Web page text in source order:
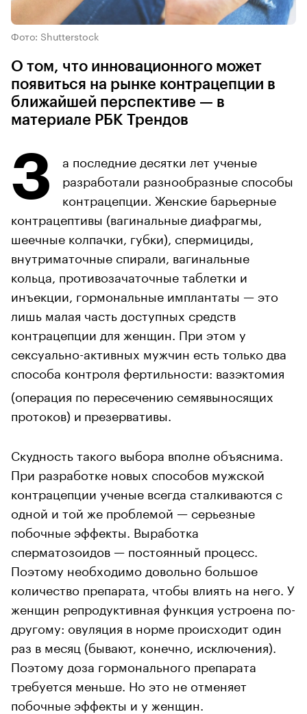
Фото: Shutterstock
О том, что инновационного может
появиться на рынке контрацепции в
ближайшей перспективе — в
материале РБК Трендов
З
а последние десятки лет ученые
разработали разнообразные способы
контрацепции. Женские барьерные
контрацептивы (вагинальные диафрагмы,
шеечные колпачки, губки), спермициды,
внутриматочные спирали, вагинальные
кольца, противозачаточные таблетки и
инъекции, гормональные имплантаты — это
лишь малая часть доступных средств
контрацепции для женщин. При этом у
сексуально-активных мужчин есть только два
способа контроля фертильности: вазэктомия
(операция по пересечению семявыносящих
протоков) и презервативы.
Скудность такого выбора вполне объяснима.
При разработке новых способов мужской
контрацепции ученые всегда сталкиваются с
одной и той же проблемой — серьезные
побочные эффекты. Выработка
сперматозоидов — постоянный процесс.
Поэтому необходимо довольно большое
количество препарата, чтобы влиять на него. У
женщин репродуктивная функция устроена по-
другому: овуляция в норме происходит один
раз в месяц (бывают, конечно, исключения).
Поэтому доза гормонального препарата
требуется меньше. Но это не отменяет
побочные эффекты и у женщин.